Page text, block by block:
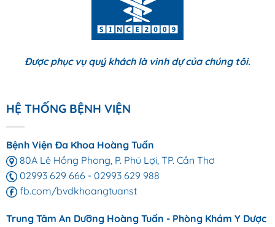
Được phục vụ quý khách là vinh dự của chúng tôi.
HỆ THỐNG BỆNH VIỆN
Bệnh Viện Đa Khoa Hoàng Tuấn
80A Lê Hồng Phong, P. Phú Lợi, TP. Cần Thơ
02993 629 666 - 02993 629 988
fb.com/bvdkhoangtuanst
Trung Tâm An Dưỡng Hoàng Tuấn - Phòng Khám Y Dược